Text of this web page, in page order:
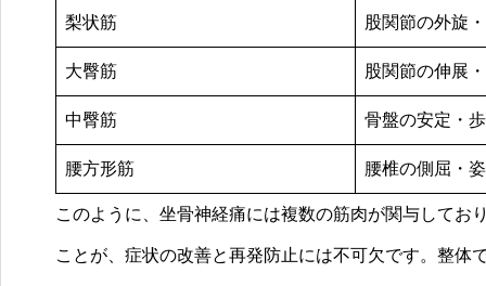
梨状筋 股関節の外旋
大臀筋 股関節の伸展
中臀筋 骨盤の安定・
腰方形筋 腰椎の側屈・
このように、坐骨神経痛には複数の筋肉が関与して
ことが、症状の改善と再発防止には不可欠です。整